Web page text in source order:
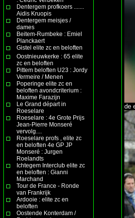
Dentergem profkoers .......
Aidis Kruopis
Dentergem meisjes /
dames
Beitem-Rumbeke : Emiel
Planckaert
Gistel elite zc en beloften
Oostnieuwkerke : 65 elite
zc en beloften
Pittem beloften U23 : Jordy
Vermeire / Menen
Poperinge elite zc en
beloften avondcriterium :
Maxime Farazijn
Le Grand départ in
Roeselare
Roeselare : 4e Grote Prijs
Jean-Pierre Monseré
vervolg....
Roeselare profs , elite zc
en beloften 4e GP JP
Monseré : Jurgen
Roelandts
Ichtegem Interclub elite zc
en beloften : Gianni
Marchand
Tour de France - Ronde
van Frankrijk
Ardooie : elite zc en
beloften
Oostende Konterdam /
de